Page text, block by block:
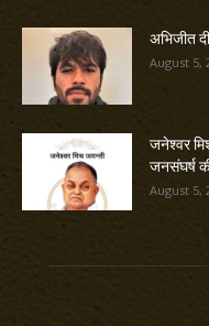
अभिजीत
August 5,
जनेश्वर
जनसंघर्ष
August 5,